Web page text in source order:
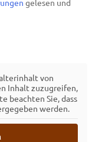
gelesen und
von
Inhalt zuzugreifen,
beachten Sie, dass
werden.